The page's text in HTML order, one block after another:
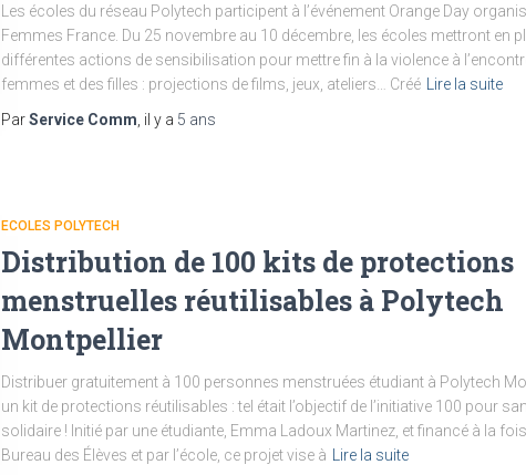
Les écoles du réseau Polytech participent à l’événement Orange Day
Femmes France. Du 25 novembre au 10 décembre, les écoles mettront en
différentes actions de sensibilisation pour mettre fin à la violence à
femmes et des filles : projections de films, jeux, ateliers… Créé
Lire la suite
ParService Comm , il y a 5 ans
ECOLES POLYTECH
Distribution de 100 kits de protections
menstruelles réutilisables à Polytech
Montpellier
Distribuer gratuitement à 100 personnes menstruées étudiant à Polytech
un kit de protections réutilisables : tel était l’objectif de l’initiative 100 pour
solidaire ! Initié par une étudiante, Emma Ladoux Martinez, et financé à la
Bureau des Élèves et par l’école, ce projet vise à
Lire la suite